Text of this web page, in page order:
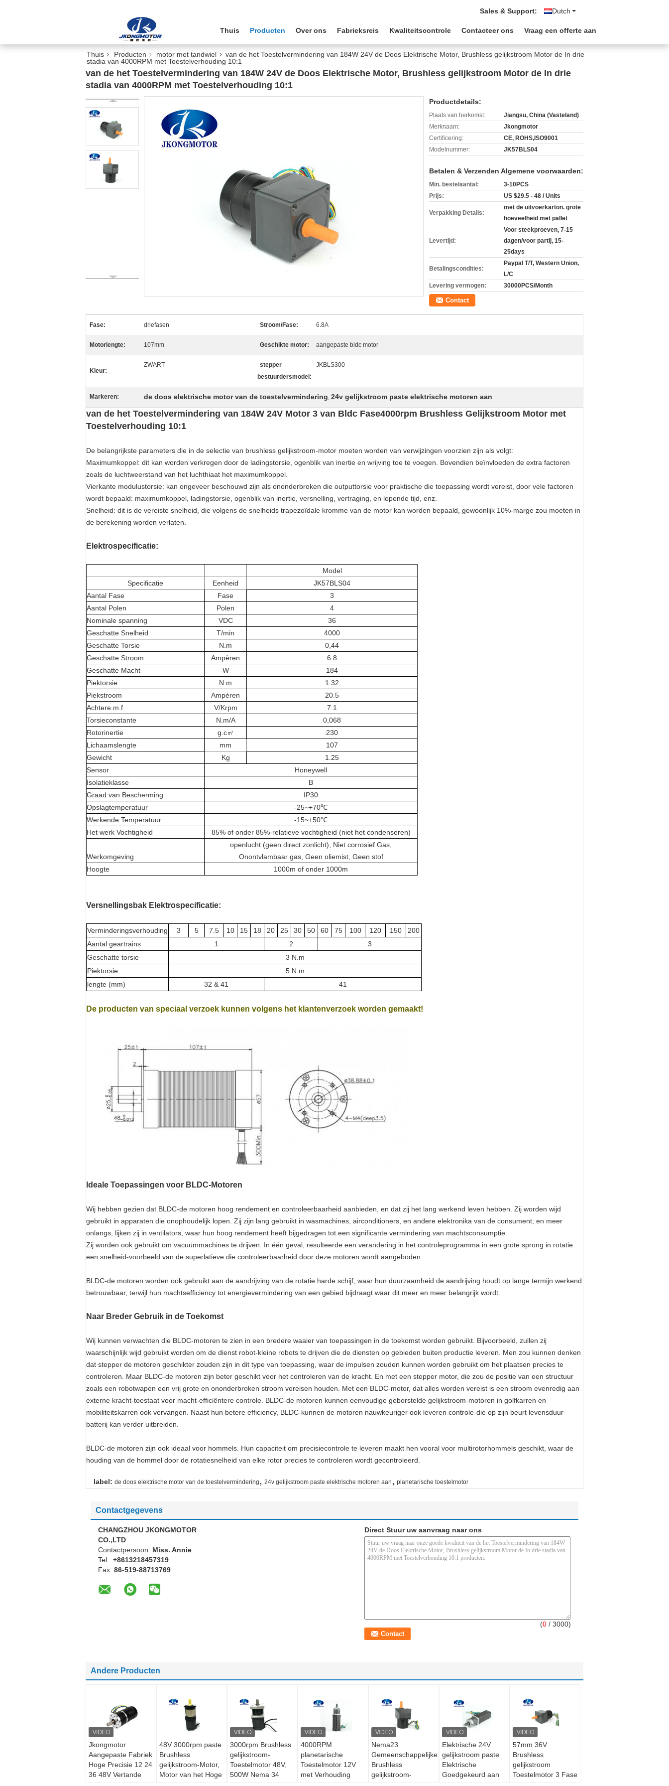
Dutch
Sales & Support:
Thuis Producten Over ons Fabrieksreis Kwaliteitscontrole Contacteer ons Vraag een offerte aan
Thuis Producten motor met tandwiel
van de het Toestelvermindering van 184W 24V de Doos Elektrische Motor, Brushless gelijkstroom Motor de In drie
stadia van 4000RPM met Toestelverhouding 10:1
van de het Toestelvermindering van 184W 24V de Doos Elektrische Motor, Brushless gelijkstroom Motor de In drie
stadia van 4000RPM met Toestelverhouding 10:1
Productdetails:
Plaats van herkomst:
Jiangsu, China (Vasteland)
Merknaam:
Jkongmotor
Certificering:
CE, ROHS,ISO9001
Modelnummer:
JK57BLS04
Betalen & Verzenden Algemene voorwaarden:
Min. bestelaantal:
3-10PCS
Prijs:
US $29.5 - 48 / Units
Verpakking Details:
met de uitvoerkarton. grote
hoeveelheid met pallet
Levertijd:
Voor steekproeven, 7-15
dagen/voor partij, 15-
25days
Betalingscondities:
Paypal T/T, Western Union,
L/C
Levering vermogen:
30000PCS/Month
Contact
Fase: driefasen Stroom/Fase: 6.8A
Motorlengte: 107mm Geschikte motor: aangepaste bldc motor
Kleur:
ZWART
stepper
bestuurdersmodel:
JKBLS300
Markeren: de doos elektrische motor van de toestelvermindering, 24v gelijkstroom paste elektrische motoren aan
van de het Toestelvermindering van 184W 24V Motor 3 van Bldc Fase4000rpm Brushless Gelijkstroom Motor met
Toestelverhouding 10:1
De belangrijkste parameters die in de selectie van brushless gelijkstroom-motor moeten worden van verwijzingen voorzien zijn als volgt:
Maximumkoppel: dit kan worden verkregen door de ladingstorsie, ogenblik van inertie en wrijving toe te voegen. Bovendien beïnvloeden de extra factoren
zoals de luchtweerstand van het luchthiaat het maximumkoppel.
Vierkante modulustorsie: kan ongeveer beschouwd zijn als ononderbroken die outputtorsie voor praktische die toepassing wordt vereist, door vele factoren
wordt bepaald: maximumkoppel, ladingstorsie, ogenblik van inertie, versnelling, vertraging, en lopende tijd, enz.
Snelheid: dit is de vereiste snelheid, die volgens de snelheids trapezoïdale kromme van de motor kan worden bepaald, gewoonlijk 10%-marge zou moeten in
de berekening worden verlaten.
Elektrospecificatie:
Model
Specificatie
Eenheid
JK57BLS04
Aantal Fase
Fase
3
Aantal Polen
Polen
4
Nominale spanning
VDC
36
Geschatte Snelheid
T/min
4000
Geschatte Torsie
N.m
0,44
Geschatte Stroom
Ampèren
6.8
Geschatte Macht
W
184
Piektorsie
N.m
1.32
Piekstroom
Ampèren
20.5
Achtere.m.f
V/Krpm
7.1
Torsieconstante
N.m/A
0,068
Rotorinertie
g.c㎡
230
Lichaamslengte
mm
107
Gewicht
Kg
1.25
Sensor
Honeywell
Isolatieklasse
B
Graad van Bescherming
IP30
Opslagtemperatuur
-25~+70℃
Werkende Temperatuur
-15~+50℃
Het werk Vochtigheid
85% of onder 85%-relatieve vochtigheid (niet het condenseren)
Werkomgeving
openlucht (geen direct zonlicht), Niet corrosief Gas,
Onontvlambaar gas, Geen oliemist, Geen stof
Hoogte
1000m of onder 1000m
Versnellingsbak Elektrospecificatie:
Verminderingsverhouding 3 5 7.5 10 15 18 20 25 30 50 60 75 100 120 150
200
Aantal geartrains
1 2
3
Geschatte torsie
3 N.m
Piektorsie
5 N.m
lengte (mm)
32 & 41 41
De producten van speciaal verzoek kunnen volgens het klantenverzoek worden gemaakt!
Ideale Toepassingen voor BLDC-Motoren
Wij hebben gezien dat BLDC-de motoren hoog rendement en controleerbaarheid aanbieden, en dat zij het lang werkend leven hebben. Zij worden wijd
gebruikt in apparaten die onophoudelijk lopen. Zij zijn lang gebruikt in wasmachines, airconditioners, en andere elektronika van de consument; en meer
onlangs, lijken zij in ventilators, waar hun hoog rendement heeft bijgedragen tot een significante vermindering van machtsconsumptie.
Zij worden ook gebruikt om vacuümmachines te drijven. In één geval, resulteerde een verandering in het controleprogramma in een grote sprong in rotatie
een snelheid-voorbeeld van de superlatieve die controleerbaarheid door deze motoren wordt aangeboden.
BLDC-de motoren worden ook gebruikt aan de aandrijving van de rotatie harde schijf, waar hun duurzaamheid de aandrijving houdt op lange termijn werkend
betrouwbaar, terwijl hun machtsefficiency tot energievermindering van een gebied bijdraagt waar dit meer en meer belangrijk wordt.
Naar Breder Gebruik in de Toekomst
Wij kunnen verwachten die BLDC-motoren te zien in een bredere waaier van toepassingen in de toekomst worden gebruikt. Bijvoorbeeld, zullen zij
waarschijnlijk wijd gebruikt worden om de dienst robot-kleine robots te drijven die de diensten op gebieden buiten productie leveren. Men zou kunnen denken
dat stepper de motoren geschikter zouden zijn in dit type van toepassing, waar de impulsen zouden kunnen worden gebruikt om het plaatsen precies te
controleren. Maar BLDC-de motoren zijn beter geschikt voor het controleren van de kracht. En met een stepper motor, die zou de positie van een structuur
zoals een robotwapen een vrij grote en ononderbroken stroom vereisen houden. Met een BLDC-motor, dat alles worden vereist is een stroom evenredig aan
externe kracht-toestaat voor macht-efficiëntere controle. BLDC-de motoren kunnen eenvoudige geborstelde gelijkstroom-motoren in golfkarren en
mobiliteitskarren ook vervangen. Naast hun betere efficiency, BLDC-kunnen de motoren nauwkeuriger ook leveren controle-die op zijn beurt levensduur
batterij kan verder uitbreiden.
BLDC-de motoren zijn ook ideaal voor hommels. Hun capaciteit om precisiecontrole te leveren maakt hen vooral voor multirotorhommels geschikt, waar de
houding van de hommel door de rotatiesnelheid van elke rotor precies te controleren wordt gecontroleerd.
label: de doos elektrische motor van de toestelvermindering , 24v gelijkstroom paste elektrische motoren aan , planetarische toestelmotor
Contactgegevens
CHANGZHOU JKONGMOTOR
CO.,LTD
Contactpersoon: Miss. Annie
Tel.: +8613218457319
Fax: 86-519-88713769
Direct Stuur uw aanvraag naar ons
(0 / 3000)
Andere Producten
Jkongmotor
Aangepaste Fabriek
Hoge Precisie 12 24
36 48V Vertande
48V 3000rpm paste
Brushless
gelijkstroom-Motor,
Motor van het Hoge
3000rpm Brushless
gelijkstroom-
Toestelmotor 48V,
500W Nema 34
4000RPM
planetarische
Toestelmotor 12V
met Verhouding
Nema23
Gemeenschappelijke
Brushless
gelijkstroom-
Elektrische 24V
gelijkstroom paste
Elektrische
Goedgekeurd aan
57mm 36V
Brushless
gelijkstroom
Toestelmotor 3 Fase